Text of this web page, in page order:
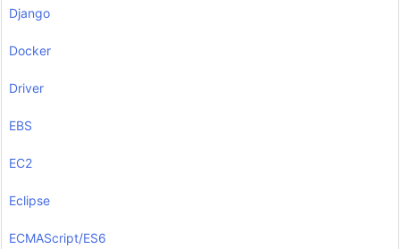
Django
Docker
Driver
EBS
EC2
Eclipse
ECMAScript/ES6